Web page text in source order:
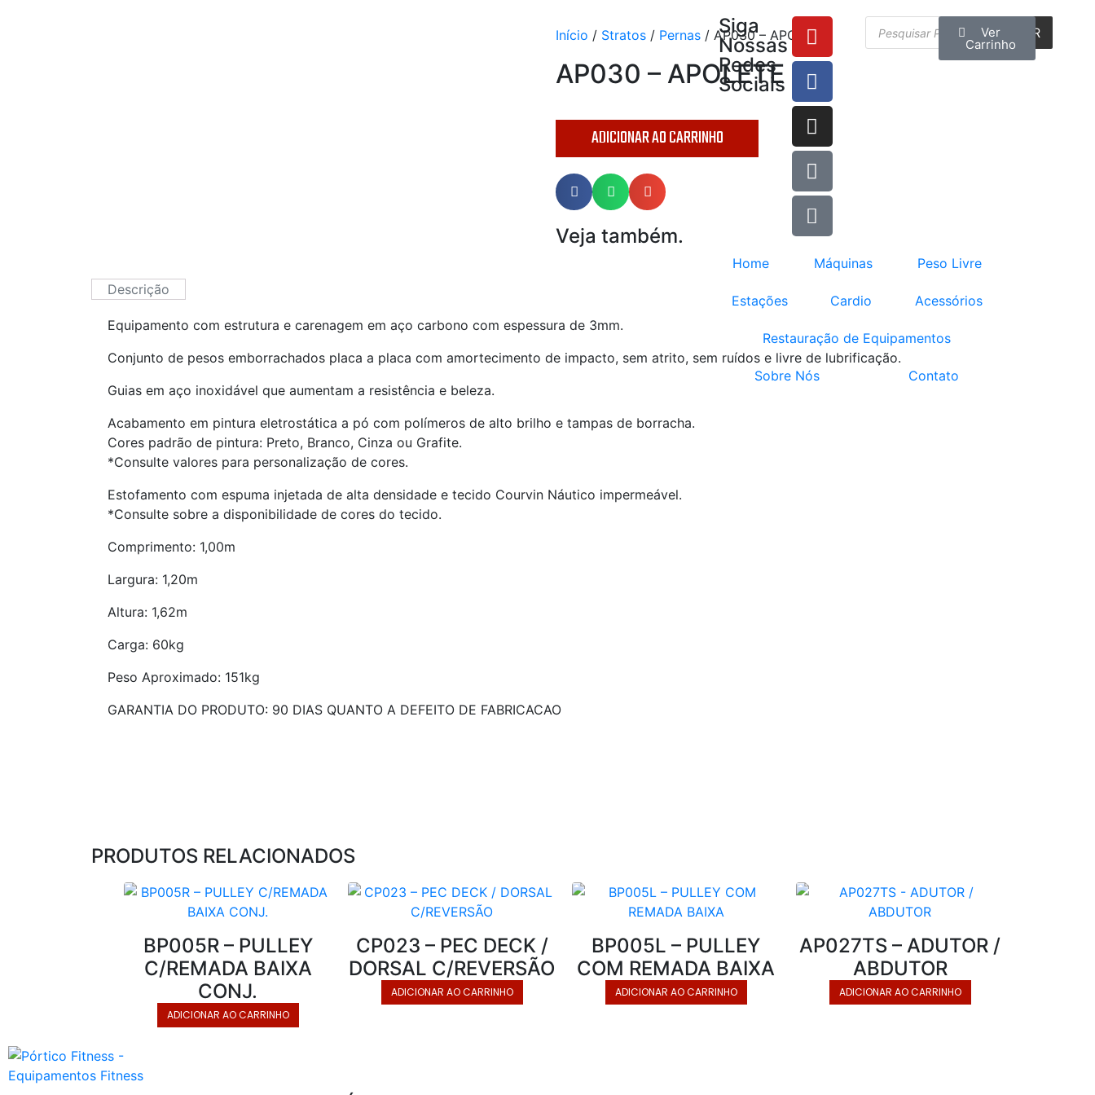
Siga
Nossas
Redes
Sociais
BUSCAR
Ver
Carrinho
Home Máquinas Peso Livre
Estações Cardio Acessórios
Restauração de Equipamentos
Sobre Nós Contato
Início / Stratos / Pernas / AP030 – APOLETE
AP030 – APOLETE
ADICIONAR AO CARRINHO
Veja também.
Descrição
Equipamento com estrutura e carenagem em aço carbono com espessura de 3mm.
Conjunto de pesos emborrachados placa a placa com amortecimento de impacto, sem atrito, sem ruídos e livre de lubrificação.
Guias em aço inoxidável que aumentam a resistência e beleza.
Acabamento em pintura eletrostática a pó com polímeros de alto brilho e tampas de borracha.
Cores padrão de pintura: Preto, Branco, Cinza ou Grafite.
*Consulte valores para personalização de cores.
Estofamento com espuma injetada de alta densidade e tecido Courvin Náutico impermeável.
*Consulte sobre a disponibilidade de cores do tecido.
Comprimento: 1,00m
Largura: 1,20m
Altura: 1,62m
Carga: 60kg
Peso Aproximado: 151kg
GARANTIA DO PRODUTO: 90 DIAS QUANTO A DEFEITO DE FABRICACAO
PRODUTOS RELACIONADOS
BP005R – PULLEY
C/REMADA BAIXA
CONJ.
ADICIONAR AO CARRINHO
CP023 – PEC DECK /
DORSAL C/REVERSÃO
ADICIONAR AO CARRINHO
BP005L – PULLEY
COM REMADA BAIXA
ADICIONAR AO CARRINHO
AP027TS – ADUTOR /
ABDUTOR
ADICIONAR AO CARRINHO